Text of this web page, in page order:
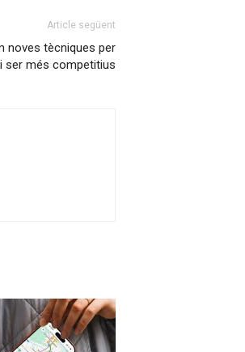
Article següent
noves tècniques per
ser més competitius